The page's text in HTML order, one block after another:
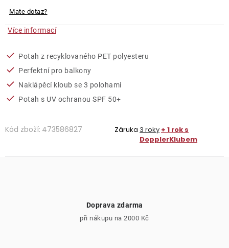
Mate dotaz?
Více informací
Potah z recyklovaného PET polyesteru
Perfektní pro balkony
Naklápěcí kloub se 3 polohami
Potah s UV ochranou SPF 50+
Kód zboží: 473586827 Záruka 3 roky + 1 rok s
DopplerKlubem
Doprava zdarma
při nákupu na 2000 Kč